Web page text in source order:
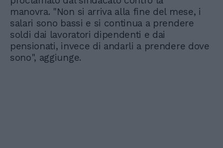
manovra. "Non si arriva alla fine del mese, i
salari sono bassi e si continua a prendere
soldi dai lavoratori dipendenti e dai
pensionati, invece di andarli a prendere dove
sono", aggiunge.